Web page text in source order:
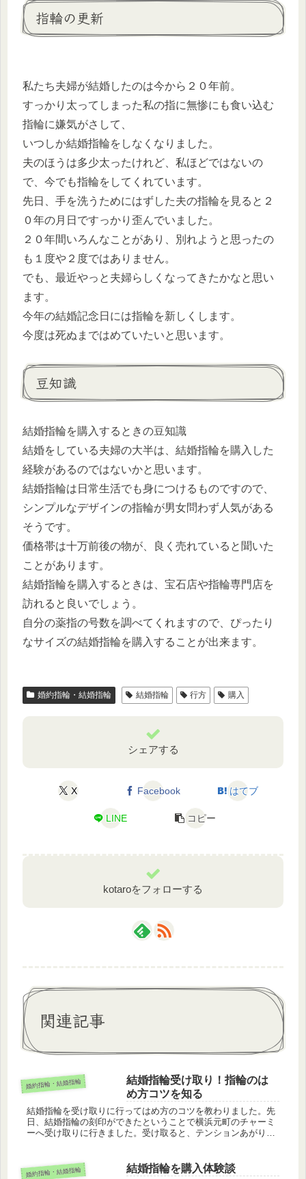
指輪の更新
私たち夫婦が結婚したのは今から２０年前。
すっかり太ってしまった私の指に無惨にも食い込む
指輪に嫌気がさして、
いつしか結婚指輪をしなくなりました。
夫のほうは多少太ったけれど、私ほどではないの
で、今でも指輪をしてくれています。
先日、手を洗うためにはずした夫の指輪を見ると２
０年の月日ですっかり歪んでいました。
２０年間いろんなことがあり、別れようと思ったの
も１度や２度ではありません。
でも、最近やっと夫婦らしくなってきたかなと思い
ます。
今年の結婚記念日には指輪を新しくします。
今度は死ぬまではめていたいと思います。
豆知識
結婚指輪を購入するときの豆知識
結婚をしている夫婦の大半は、結婚指輪を購入した
経験があるのではないかと思います。
結婚指輪は日常生活でも身につけるものですので、
シンプルなデザインの指輪が男女問わず人気がある
そうです。
価格帯は十万前後の物が、良く売れていると聞いた
ことがあります。
結婚指輪を購入するときは、宝石店や指輪専門店を
訪れると良いでしょう。
自分の薬指の号数を調べてくれますので、ぴったり
なサイズの結婚指輪を購入することが出来ます。
婚約指輪・結婚指輪 結婚指輪 行方 購入
シェアする
X Facebook はてブ
LINE コピー
kotaroをフォローする
関連記事
婚約指輪・結婚指輪
結婚指輪受け取り！指輪のは
め方コツを知る
結婚指輪を受け取りに行ってはめ方のコツを教わりました。先
日、結婚指輪の刻印ができたということで横浜元町のチャーミ
ーへ受け取りに行きました。受け取ると、テンションあがりま
婚約指輪・結婚指輪 結婚指輪を購入体験談